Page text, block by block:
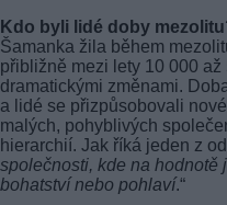
Kdo byli lidé doby
Šamanka žila během
přibližně mezi lety 10 000
dramatickými změnami.
a lidé se přizpůsobovali
malých, pohyblivých
hierarchií. Jak říká jeden z
společnosti, kde na hodnotě
bohatství nebo pohlaví.“